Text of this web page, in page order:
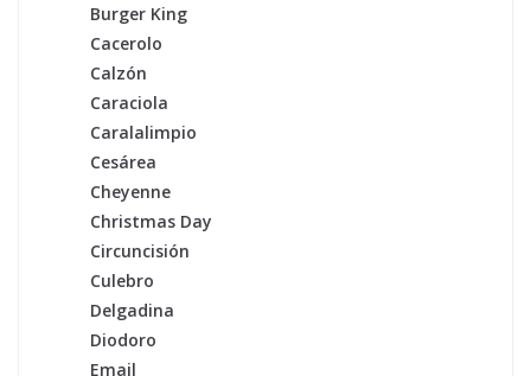
Burger King
Cacerolo
Calzón
Caraciola
Caralalimpio
Cesárea
Cheyenne
Christmas Day
Circuncisión
Culebro
Delgadina
Diodoro
Email